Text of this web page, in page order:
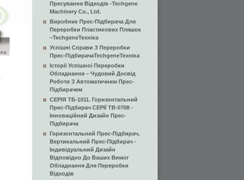
Пресування Відходів -Techgene
Machinery Co., Ltd.
Виробник Прес-Підбирача Для
Переробки Пластикових Пляшок
–TechgeneТехніка
Успішні Справи З Переробки
Прес-ПідбирачаTechgeneТехніка
Історії Успішної Переробки
Обладнання – Чудовий Досвід
Роботи З Автоматичним Прес-
Підбирачем
СЕРІЯ ТБ-1011. Горизонтальний
Прес-Підбирач СЕРІЇ TB-0708 -
Інноваційний Дизайн Прес-
Підбирача
Горизонтальний Прес-Підбирач,
Вертикальний Прес-Підбирач -
Індивідуальний Дизайн
Відповідно До Ваших Вимог
Обладнання Для Переробки
Відходів